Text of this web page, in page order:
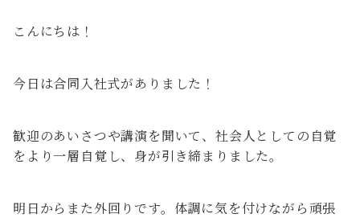
こんにちは！
今日は合同入社式がありました！
歓迎のあいさつや講演を聞いて、社会人としての自覚
をより一層自覚し、身が引き締まりました。
明日からまた外回りです。体調に気を付けながら頑張